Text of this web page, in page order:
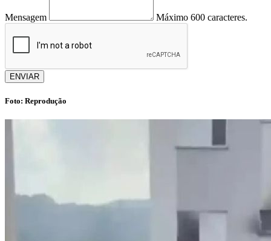
Mensagem Máximo 600 caracteres.
ENVIAR
Foto: Reprodução